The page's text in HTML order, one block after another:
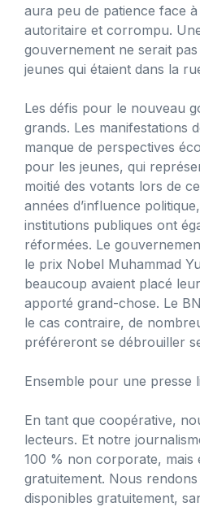
aura peu de patience face
autoritaire et corrompu.
gouvernement ne serait
jeunes qui étaient dans la
Les défis pour le nouveau
grands. Les manifestations
manque de perspectives
pour les jeunes, qui
moitié des votants lors de
années d’influence
institutions publiques ont
réformées. Le
le prix Nobel Muhammad
beaucoup avaient placé
apporté grand-chose. Le
le cas contraire, de
préféreront se débrouiller
Ensemble pour une presse
En tant que coopérative,
lecteurs. Et notre
100 % non corporate, mais
gratuitement. Nous
disponibles gratuitement,